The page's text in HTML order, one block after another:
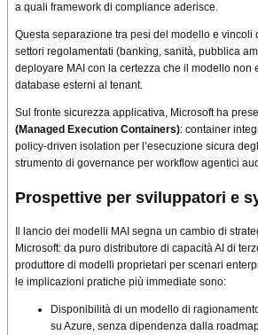
a quali framework di compliance aderisce.
Questa separazione tra pesi del modello e vincoli
settori regolamentati (banking, sanità, pubblica
deployare MAI con la certezza che il modello non
database esterni al tenant.
Sul fronte sicurezza applicativa, Microsoft ha
(Managed Execution Containers): container
policy-driven isolation per l’esecuzione sicura
strumento di governance per workflow agentici
Prospettive per sviluppatori e
Il lancio dei modelli MAI segna un cambio di
Microsoft: da puro distributore di capacità AI di
produttore di modelli proprietari per scenari
le implicazioni pratiche più immediate sono:
Disponibilità di un modello di
su Azure, senza dipendenza dalla